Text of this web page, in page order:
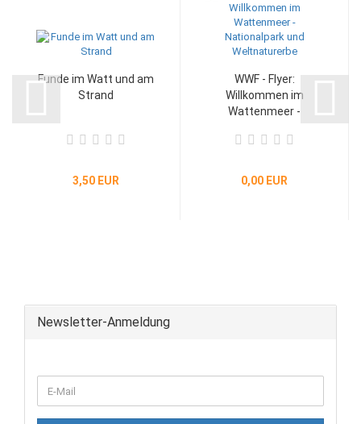
Funde im Watt und am
Strand
3,50 EUR
WWF - Flyer:
Willkommen im
Wattenmeer -
0,00 EUR
Newsletter-Anmeldung